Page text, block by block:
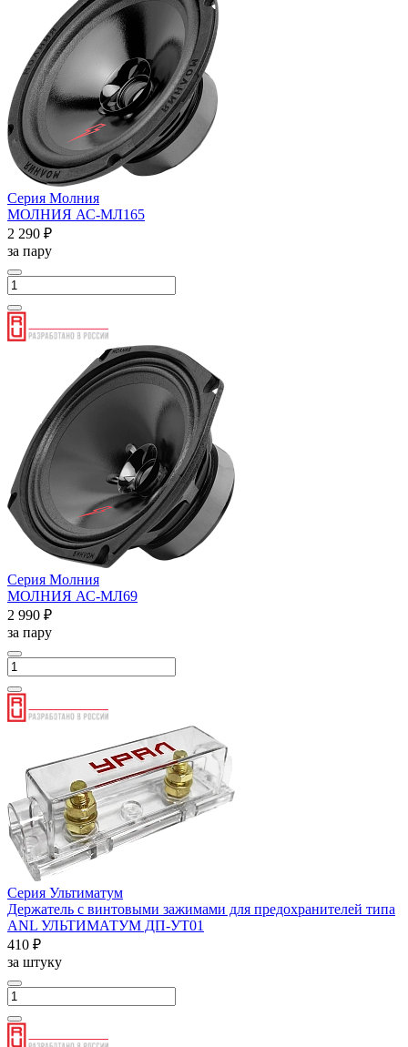
Серия Молния
МОЛНИЯ АС-МЛ165
2 290 ₽
за пару
Серия Молния
МОЛНИЯ АС-МЛ69
2 990 ₽
за пару
Серия Ультиматум
Держатель с винтовыми зажимами для предохранителей типа
ANL УЛЬТИМАТУМ ДП-УТ01
410 ₽
за штуку